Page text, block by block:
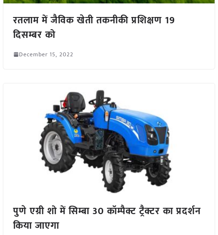
रतलाम में जैविक खेती तकनीकी प्रशिक्षण 19
दिसम्बर को
December 15, 2022
पुणे एग्री शो में सिम्बा 30 कॉम्पैक्ट ट्रैक्टर का प्रदर्शन
किया जाएगा